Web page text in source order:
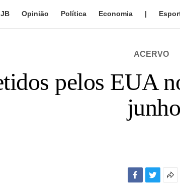
Opinião Política Economia |
ACERVO
pelos EUA
junho